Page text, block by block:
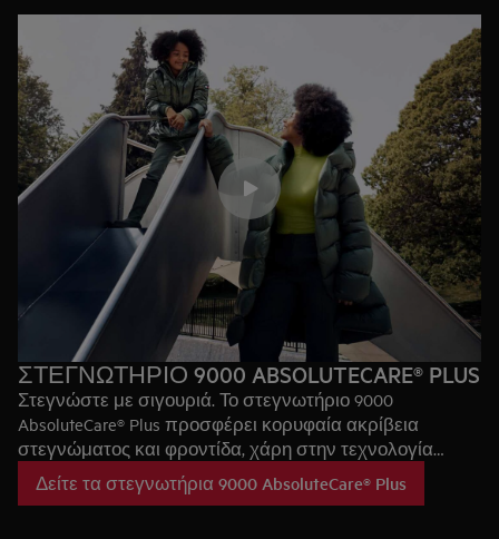
μπουφάν και τα παπλώματα, θα στεγνώσουν
ομοιόμορφα και θα παραμείνουν αφράτα και ζεστά.
ΣΤΕΓΝΩΤΗΡΙΟ 9000 ABSOLUTECARE® PLUS
Στεγνώστε με σιγουριά. Το στεγνωτήριο 9000
AbsoluteCare® Plus προσφέρει κορυφαία ακρίβεια
στεγνώματος και φροντίδα, χάρη στην τεχνολογία
3DScan και το Absolute Care®. Ανιχνεύει τα επίπεδα
υγρασίας μέσα στα ρούχα, διασφαλίζοντας έτσι ότι
Δείτε τα στεγνωτήρια 9000 AbsoluteCare® Plus